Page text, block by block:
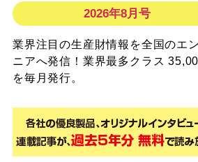
2026年8月号
業界注目の生産財情報を全国のエ
ニアへ発信！業界最多クラス
を毎月発行。